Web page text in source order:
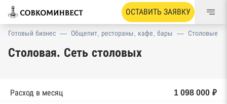
ОСТАВИТЬ ЗАЯВКУ
Готовый бизнес — Общепит, рестораны, кафе, бары — Столовые
Столовая. Сеть столовых
Расход в месяц
1 098 000 ₽